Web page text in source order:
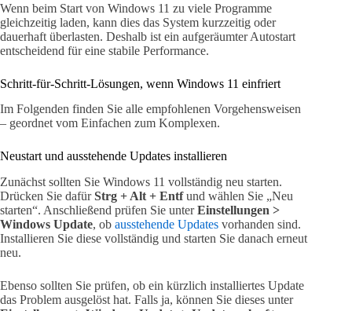
Wenn beim Start von Windows 11 zu viele Programme
gleichzeitig laden, kann dies das System kurzzeitig oder
dauerhaft überlasten. Deshalb ist ein aufgeräumter Autostart
entscheidend für eine stabile Performance.
Schritt-für-Schritt-Lösungen, wenn Windows 11 einfriert
Im Folgenden finden Sie alle empfohlenen Vorgehensweisen
– geordnet vom Einfachen zum Komplexen.
Neustart und ausstehende Updates installieren
Zunächst sollten Sie Windows 11 vollständig neu starten.
Drücken Sie dafürStrg + Alt + Entfund wählen Sie „Neu
starten“. Anschließend prüfen Sie unterEinstellungen >
Windows Update, ob ausstehende Updates vorhanden sind.
Installieren Sie diese vollständig und starten Sie danach erneut
neu.
Ebenso sollten Sie prüfen, ob ein kürzlich installiertes Update
das Problem ausgelöst hat. Falls ja, können Sie dieses unter